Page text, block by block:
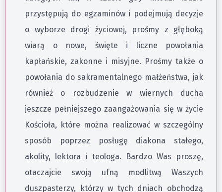
przystępują do egzaminów i podejmują decyzje
o wyborze drogi życiowej, prośmy z głęboką
wiarą o nowe, święte i liczne powołania
kapłańskie, zakonne i misyjne. Prośmy także o
powołania do sakramentalnego małżeństwa, jak
również o rozbudzenie w wiernych ducha
jeszcze pełniejszego zaangażowania się w życie
Kościoła, które można realizować w szczególny
sposób poprzez posługę diakona stałego,
akolity, lektora i teologa. Bardzo Was proszę,
otaczajcie swoją ufną modlitwą Waszych
duszpasterzy, którzy w tych dniach obchodzą